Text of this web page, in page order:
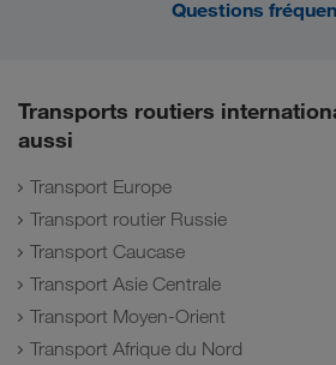
Questions
Transports routiers
aussi
Transport Europe
Transport routier Russie
Transport Caucase
Transport Asie Centrale
Transport Moyen-Orient
Transport Afrique du Nord